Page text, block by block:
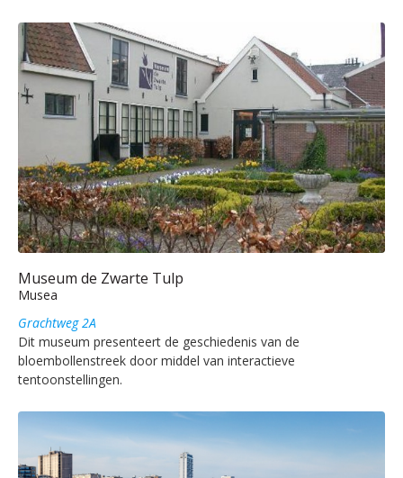
Museum de Zwarte Tulp
Musea
Grachtweg 2A
Dit museum presenteert de geschiedenis van de
bloembollenstreek door middel van interactieve
tentoonstellingen.